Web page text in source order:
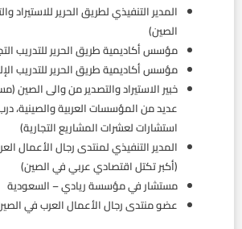
المدير التنفيذي لطريق الحرير للاستيراد
الصين)
مؤسس أكاديمية طريق الحرير للتدريب
مؤسس أكاديمية طريق الحرير للتدريب
خبير الاستيراد والتصدير من والى الصين
عديد من المؤسسات العربية والصينية،
استشارات لعشرات المشاريع التجارية)
المدير التنفيذي لمنتدى رجال الأعمال
(أكبر تكتل اقتصادي عربي في الصين)
مستشار في مؤسسة ريادي – السعودية
عضو منتدى رجال الأعمال العرب في